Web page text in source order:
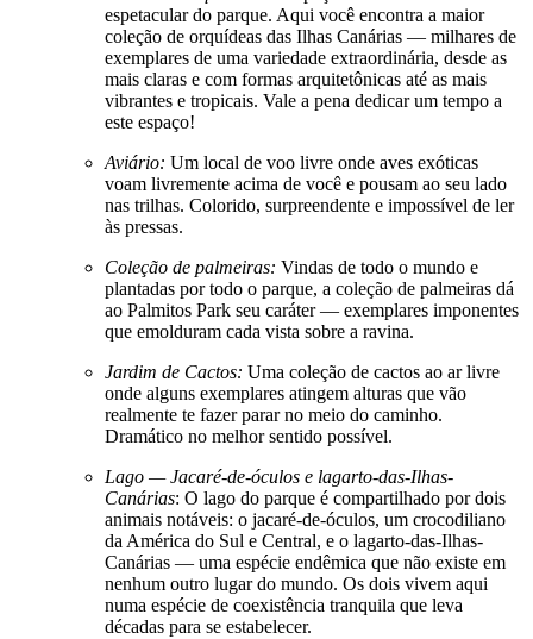
espetacular do parque. Aqui você encontra a maior
coleção de orquídeas das Ilhas Canárias — milhares de
exemplares de uma variedade extraordinária, desde as
mais claras e com formas arquitetônicas até as mais
vibrantes e tropicais. Vale a pena dedicar um tempo a
este espaço!
Aviário: Um local de voo livre onde aves exóticas
voam livremente acima de você e pousam ao seu lado
nas trilhas. Colorido, surpreendente e impossível de ler
às pressas.
Coleção de palmeiras: Vindas de todo o mundo e
plantadas por todo o parque, a coleção de palmeiras dá
ao Palmitos Park seu caráter — exemplares imponentes
que emolduram cada vista sobre a ravina.
Jardim de Cactos: Uma coleção de cactos ao ar livre
onde alguns exemplares atingem alturas que vão
realmente te fazer parar no meio do caminho.
Dramático no melhor sentido possível.
Lago — Jacaré-de-óculos e lagarto-das-Ilhas-
Canárias: O lago do parque é compartilhado por dois
animais notáveis: o jacaré-de-óculos, um crocodiliano
da América do Sul e Central, e o lagarto-das-Ilhas-
Canárias — uma espécie endêmica que não existe em
nenhum outro lugar do mundo. Os dois vivem aqui
numa espécie de coexistência tranquila que leva
décadas para se estabelecer.